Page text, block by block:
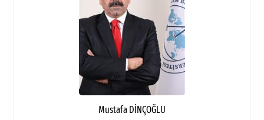
Mustafa DİNÇOĞLU